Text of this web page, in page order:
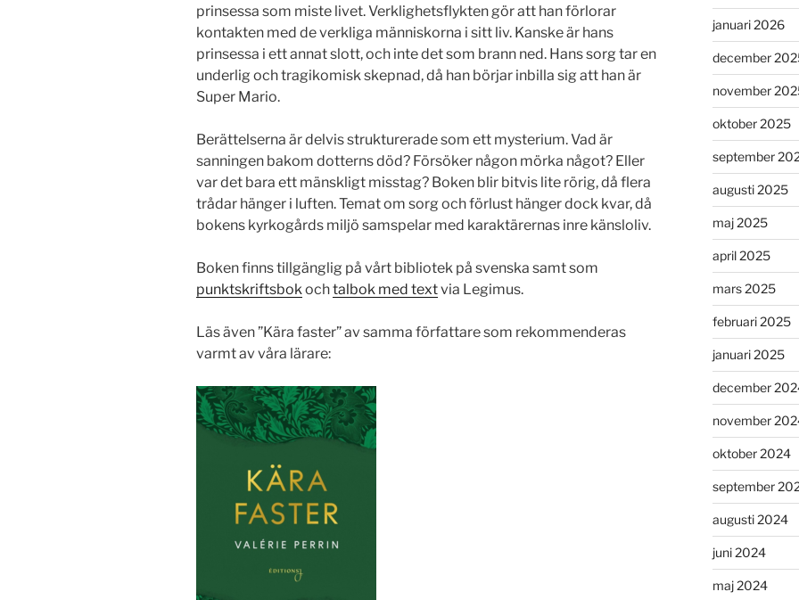
prinsessa som miste livet. Verklighetsflykten gör att han förlorar
kontakten med de verkliga människorna i sitt liv. Kanske är hans
prinsessa i ett annat slott, och inte det som brann ned. Hans sorg tar en
underlig och tragikomisk skepnad, då han börjar inbilla sig att han är
Super Mario.
Berättelserna är delvis strukturerade som ett mysterium. Vad är
sanningen bakom dotterns död? Försöker någon mörka något? Eller
var det bara ett mänskligt misstag? Boken blir bitvis lite rörig, då flera
trådar hänger i luften. Temat om sorg och förlust hänger dock kvar, då
bokens kyrkogårds miljö samspelar med karaktärernas inre känsloliv.
Boken finns tillgänglig på vårt bibliotek på svenska samt som
punktskriftsbok ochtalbok med textvia Legimus.
Läs även ”Kära faster” av samma författare som rekommenderas
varmt av våra lärare:
januari 2026
december
november
oktober 2025
september
augusti 2025
maj 2025
april 2025
mars 2025
februari 2025
januari 2025
december
november
oktober 2024
september
augusti 2024
juni 2024
maj 2024